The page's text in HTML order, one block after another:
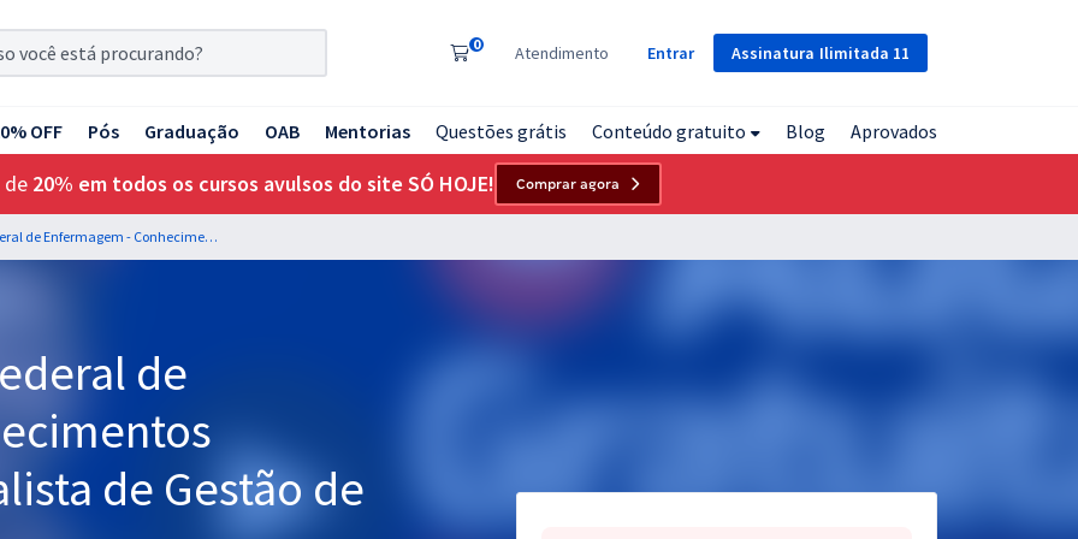
Assinatura Ilimitada 11
0 Atendimento Entrar
OFF Pós Graduação OAB Mentorias Questões grátis Conteúdo gratuito Blog Aprovados
de 20% em todos os cursos avulsos do site SÓ HOJE! Comprar agora
COFEN - Conselho Federal de Enfermagem - Conhecimentos Específicos para Analista de Gestão de Pessoas (Pré-edital)
de
de Gestão de